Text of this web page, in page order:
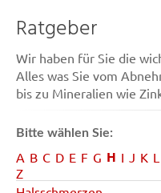
Ratgeber
Wir haben für Sie die
Alles was Sie vom
bis zu Mineralien wie
Bitte wählen Sie:
A B C D E F G H I J K L
Z